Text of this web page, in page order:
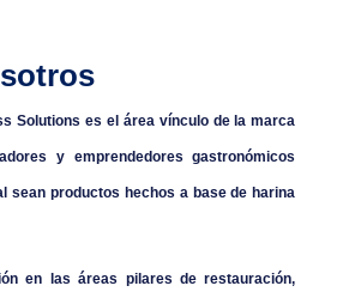
Solutions es el área vínculo de la marca
y emprendedores gastronómicos
sean productos hechos a base de harina
en las áreas pilares de restauración,